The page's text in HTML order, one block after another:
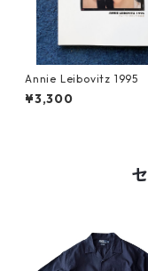
Annie Leibovitz 1995
¥3,300